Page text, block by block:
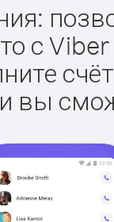
с
вы